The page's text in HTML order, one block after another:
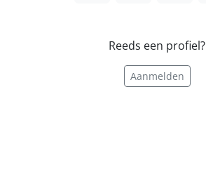
Reeds een profiel?
Aanmelden